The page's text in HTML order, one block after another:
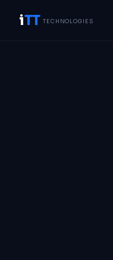
iTT TECHNOLOGIES